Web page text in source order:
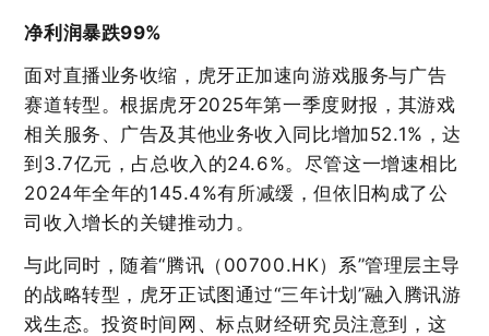
净利润暴跌99%
面对直播业务收缩，虎牙正加速向游戏服务与广告
赛道转型。根据虎牙2025年第一季度财报，其游戏
相关服务、广告及其他业务收入同比增加52.1%，达
到3.7亿元，占总收入的24.6%。尽管这一增速相比
2024年全年的145.4%有所减缓，但依旧构成了公
司收入增长的关键推动力。
与此同时，随着“腾讯（00700.HK）系”管理层主导
的战略转型，虎牙正试图通过“三年计划”融入腾讯游
戏生态。投资时间网、标点财经研究员注意到，这